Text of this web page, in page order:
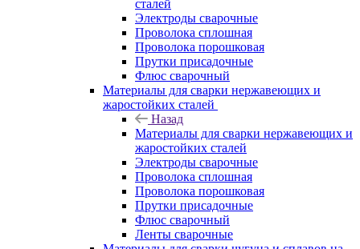
сталей
Электроды сварочные
Проволока сплошная
Проволока порошковая
Прутки присадочные
Флюс сварочный
Материалы для сварки нержавеющих и
жаростойких сталей
Назад
Материалы для сварки нержавеющих и
жаростойких сталей
Электроды сварочные
Проволока сплошная
Проволока порошковая
Прутки присадочные
Флюс сварочный
Ленты сварочные